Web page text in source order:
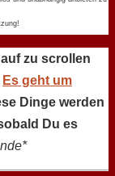
auf zu scrollen
Es geht um
Dinge werden
Du es